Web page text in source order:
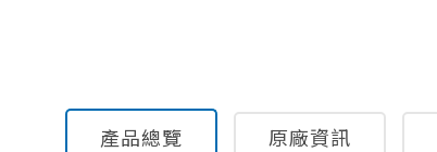
產品總覽 原廠資訊